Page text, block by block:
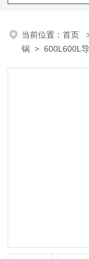
当前位置：首页
锅 > 600L600L